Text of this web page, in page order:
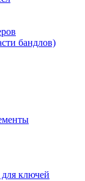
бандлов)
ключей